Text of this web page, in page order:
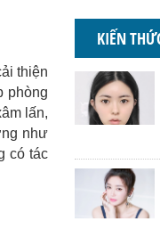
thiện
phòng
lấn,
như
có tác
KIẾN